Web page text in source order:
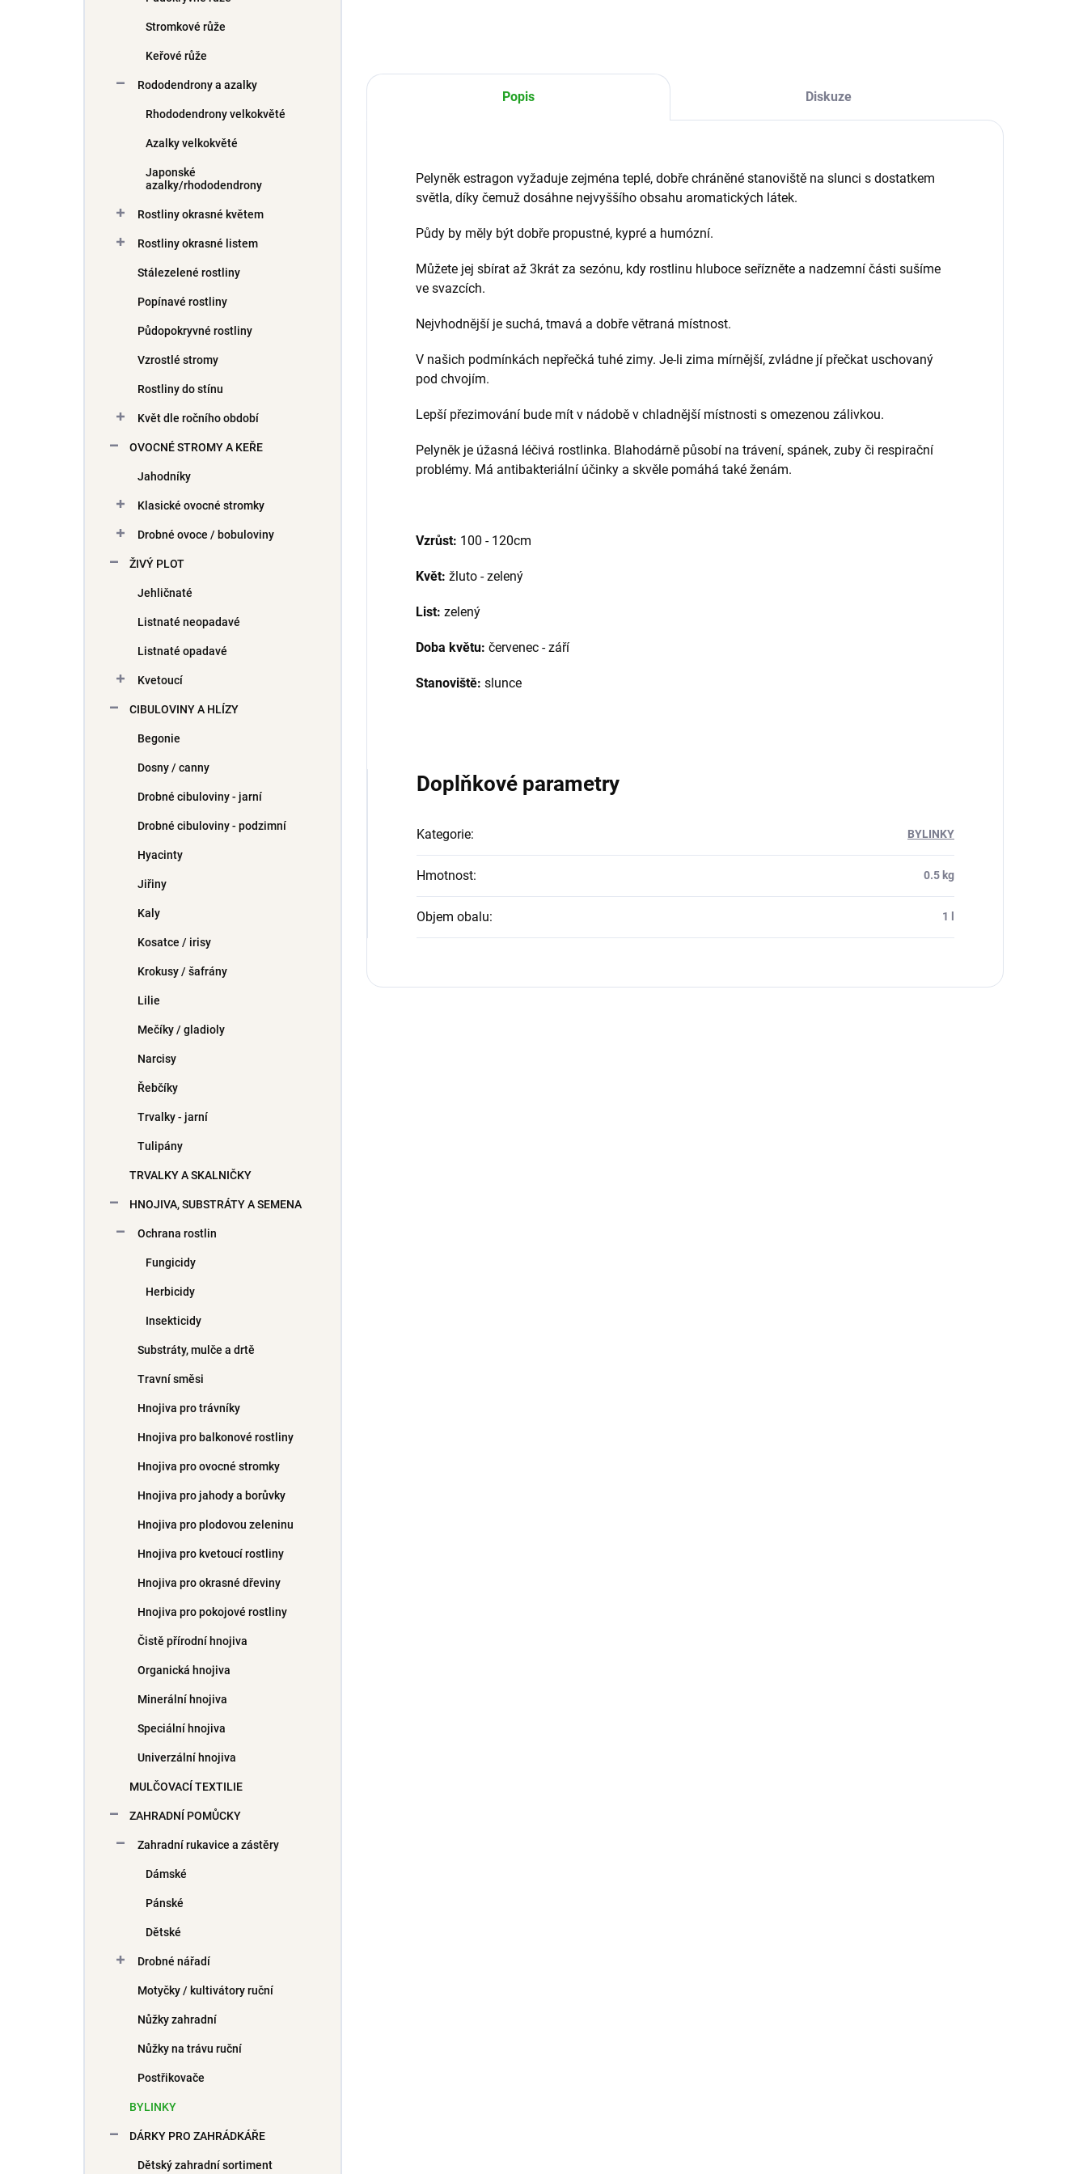
Stromkové růže
Keřové růže
Rododendrony a azalky
Rhododendrony velkokvěté
Azalky velkokvěté
Japonské
azalky/rhododendrony
Rostliny okrasné květem
Rostliny okrasné listem
Stálezelené rostliny
Popínavé rostliny
Půdopokryvné rostliny
Vzrostlé stromy
Rostliny do stínu
Květ dle ročního období
OVOCNÉ STROMY A KEŘE
Jahodníky
Klasické ovocné stromky
Drobné ovoce / bobuloviny
ŽIVÝ PLOT
Jehličnaté
Listnaté neopadavé
Listnaté opadavé
Kvetoucí
CIBULOVINY A HLÍZY
Begonie
Dosny / canny
Drobné cibuloviny - jarní
Drobné cibuloviny - podzimní
Hyacinty
Jiřiny
Kaly
Kosatce / irisy
Krokusy / šafrány
Lilie
Mečíky / gladioly
Narcisy
Řebčíky
Trvalky - jarní
Tulipány
TRVALKY A SKALNIČKY
HNOJIVA, SUBSTRÁTY A SEMENA
Ochrana rostlin
Fungicidy
Herbicidy
Insekticidy
Substráty, mulče a drtě
Travní směsi
Hnojiva pro trávníky
Hnojiva pro balkonové rostliny
Hnojiva pro ovocné stromky
Hnojiva pro jahody a borůvky
Hnojiva pro plodovou zeleninu
Hnojiva pro kvetoucí rostliny
Hnojiva pro okrasné dřeviny
Hnojiva pro pokojové rostliny
Čistě přírodní hnojiva
Organická hnojiva
Minerální hnojiva
Speciální hnojiva
Univerzální hnojiva
MULČOVACÍ TEXTILIE
ZAHRADNÍ POMŮCKY
Zahradní rukavice a zástěry
Dámské
Pánské
Dětské
Drobné nářadí
Motyčky / kultivátory ruční
Nůžky zahradní
Nůžky na trávu ruční
Postřikovače
BYLINKY
DÁRKY PRO ZAHRÁDKÁŘE
Dětský zahradní sortiment
Popis Diskuze
Pelyněk estragon vyžaduje zejména teplé, dobře chráněné stanoviště na slunci s dostatkem
světla, díky čemuž dosáhne nejvyššího obsahu aromatických látek.
Půdy by měly být dobře propustné, kypré a humózní.
Můžete jej sbírat až 3krát za sezónu, kdy rostlinu hluboce seřízněte a nadzemní části sušíme
ve svazcích.
Nejvhodnější je suchá, tmavá a dobře větraná místnost.
V našich podmínkách nepřečká tuhé zimy. Je-li zima mírnější, zvládne jí přečkat uschovaný
pod chvojím.
Lepší přezimování bude mít v nádobě v chladnější místnosti s omezenou zálivkou.
Pelyněk je úžasná léčivá rostlinka. Blahodárně působí na trávení, spánek, zuby či respirační
problémy. Má antibakteriální účinky a skvěle pomáhá také ženám.
Vzrůst: 100 - 120cm
Květ: žluto - zelený
List: zelený
Doba květu: červenec - září
Stanoviště: slunce
Doplňkové parametry
Kategorie: BYLINKY
Hmotnost: 0.5 kg
Objem obalu: 1 l